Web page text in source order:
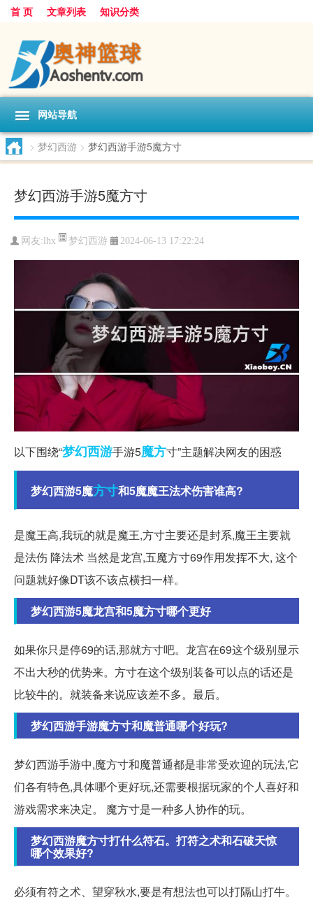
首 页 文章列表 知识分类
网站导航
> 梦幻西游 > 梦幻西游手游5魔方寸
梦幻西游手游5魔方寸
网友:lhx 梦幻西游 2024-06-13 17:22:24
以下围绕“梦幻西游手游5魔方寸”主题解决网友的困惑
梦幻西游5魔方寸和5魔魔王法术伤害谁高?
是魔王高,我玩的就是魔王,方寸主要还是封系,魔王主要就
是法伤 降法术 当然是龙宫,五魔方寸69作用发挥不大, 这个
问题就好像DT该不该点横扫一样。
梦幻西游5魔龙宫和5魔方寸哪个更好
如果你只是停69的话,那就方寸吧。龙宫在69这个级别显示
不出大秒的优势来。方寸在这个级别装备可以点的话还是
比较牛的。就装备来说应该差不多。最后。
梦幻西游手游魔方寸和魔普通哪个好玩?
梦幻西游手游中,魔方寸和魔普通都是非常受欢迎的玩法,它
们各有特色,具体哪个更好玩,还需要根据玩家的个人喜好和
游戏需求来决定。 魔方寸是一种多人协作的玩。
梦幻西游魔方寸打什么符石。打符之术和石破天惊
哪个效果好?
必须有符之术、望穿秋水,要是有想法也可以打隔山打牛。